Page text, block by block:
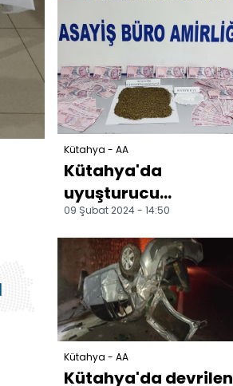
Kütahya - AA
Kütahya'da
uyuşturucu
operasyonunda
yakalanan 2 şüpheli
tutuklandı
09 Şubat 2024 - 14:50
Kütahya - AA
Kütahya'da devrilen